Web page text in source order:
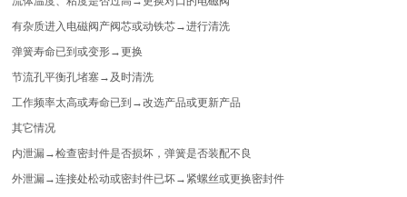
有杂质进入电磁阀产阀芯或动铁芯→进行清洗
弹簧寿命已到或变形→更换
节流孔平衡孔堵塞→及时清洗
工作频率太高或寿命已到→改选产品或更新产品
其它情况
内泄漏→检查密封件是否损坏，弹簧是否装配不良
外泄漏→连接处松动或密封件已坏→紧螺丝或更换密封件